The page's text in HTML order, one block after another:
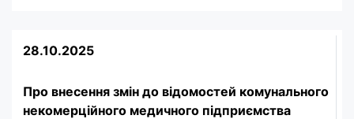
28.10.2025
Про внесення змін до відомостей комунального
некомерційного медичного підприємства